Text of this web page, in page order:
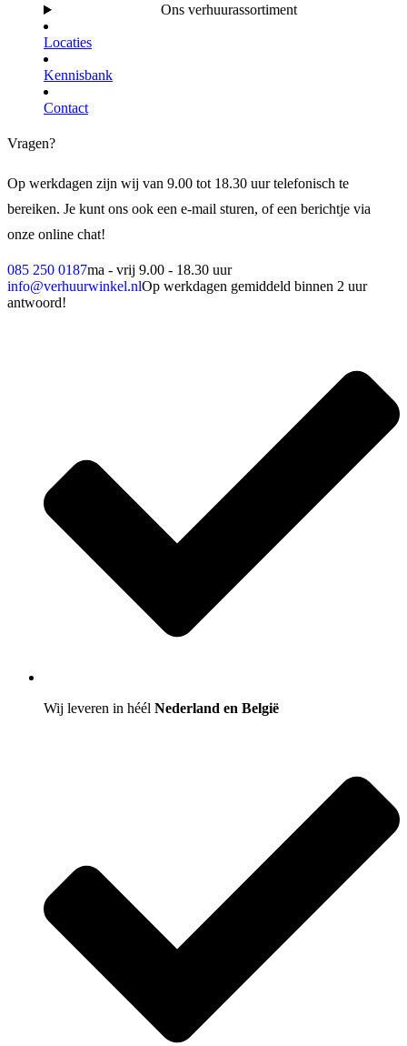
Ons verhuurassortiment
Locaties
Kennisbank
Contact
Vragen?
Op werkdagen zijn wij van 9.00 tot 18.30 uur telefonisch te
bereiken. Je kunt ons ook een e-mail sturen, of een berichtje via
onze online chat!
085 250 0187ma - vrij 9.00 - 18.30 uur
info@verhuurwinkel.nlOp werkdagen gemiddeld binnen 2 uur
antwoord!
Wij leveren in héél Nederland en België